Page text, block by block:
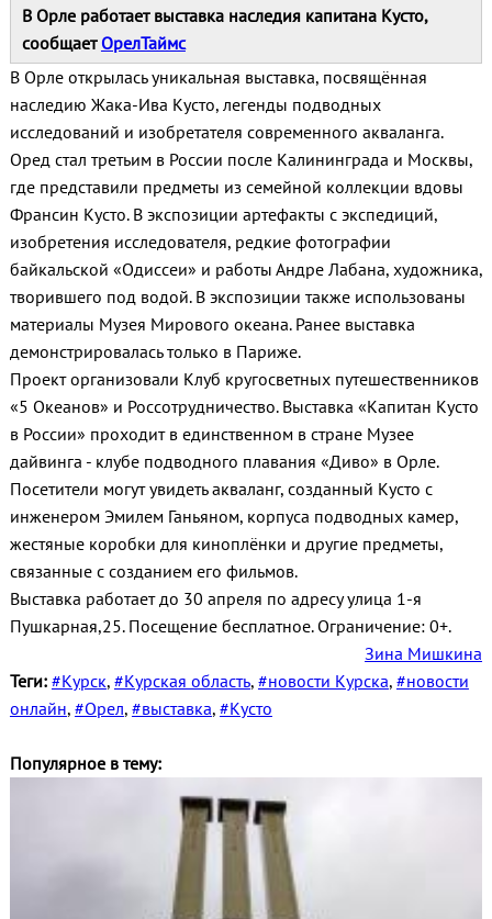
В Орле работает выставка наследия капитана Кусто,
сообщает ОрелТаймс
В Орле открылась уникальная выставка, посвящённая
наследию Жака‑Ива Кусто, легенды подводных
исследований и изобретателя современного акваланга.
Оред стал третьим в России после Калининграда и Москвы,
где представили предметы из семейной коллекции вдовы
Франсин Кусто. В экспозиции артефакты с экспедиций,
изобретения исследователя, редкие фотографии
байкальской «Одиссеи» и работы Андре Лабана, художника,
творившего под водой. В экспозиции также использованы
материалы Музея Мирового океана. Ранее выставка
демонстрировалась только в Париже.
Проект организовали Клуб кругосветных путешественников
«5 Океанов» и Россотрудничество. Выставка «Капитан Кусто
в России» проходит в единственном в стране Музее
дайвинга - клубе подводного плавания «Диво» в Орле.
Посетители могут увидеть акваланг, созданный Кусто с
инженером Эмилем Ганьяном, корпуса подводных камер,
жестяные коробки для киноплёнки и другие предметы,
связанные с созданием его фильмов.
Выставка работает до 30 апреля по адресу улица 1-я
Пушкарная,25. Посещение бесплатное. Ограничение: 0+.
Зина Мишкина
Теги: #Курск, #Курская область, #новости Курска, #новости
онлайн, #Орел, #выставка, #Кусто
Популярное в тему: